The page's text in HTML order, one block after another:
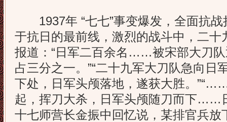
1937年 “七七”事变爆发，全面抗战
于抗日的最前线，激烈的战斗中，二十
报道：“日军二百余名……被宋部大刀
占三分之一。”“二十九军大刀队急向日
下处，日军头颅落地，遂获大胜。
起，挥刀大杀，日军头颅随刀而下……
十七师营长金振中回忆说，某排官兵放